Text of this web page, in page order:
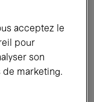
acceptez le
pour
son
marketing.